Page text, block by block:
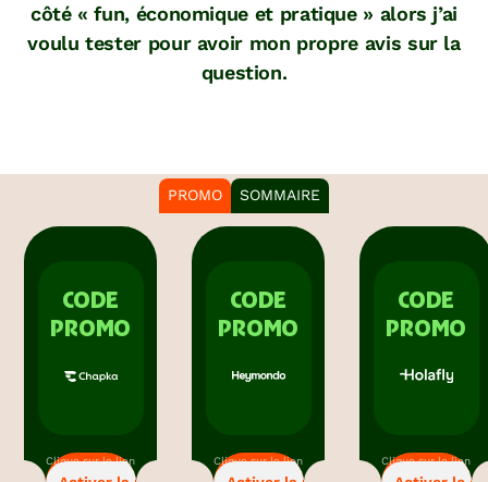
côté « fun, économique et pratique » alors j’ai
voulu tester pour avoir mon propre avis sur la
question.
PROMO SOMMAIRE
CODE
PROMO
Clique sur le lien
pour bénéficier
CODE
PROMO
Clique sur le lien
pour bénéficier
CODE
PROMO
Clique sur le lien
pour obtenir le